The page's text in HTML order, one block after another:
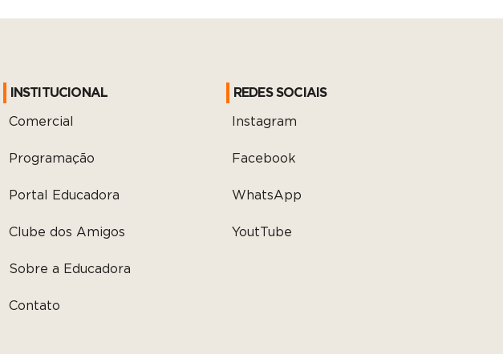
INSTITUCIONAL
Comercial
Programação
Portal Educadora
Clube dos Amigos
Sobre a Educadora
Contato
REDES SOCIAIS
Instagram
Facebook
WhatsApp
YoutTube